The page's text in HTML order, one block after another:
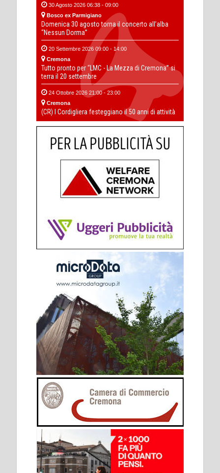
30 Agosto 2026 06:38 - 09:00
Bosco ex Parmigiano
Domenica 30 agosto torna il concerto all’alba
“Nessun Dorma”
20 Settembre 2026 09:00 - 14:00
Cremona
Tutto pronto per “LMC - La Mezza di Cremona” si
terra il 20 settembre
24 Ottobre 2026 21:00 - 23:00
Cremona
(CR) I Cordigliera festeggiano il 50 anni di attività